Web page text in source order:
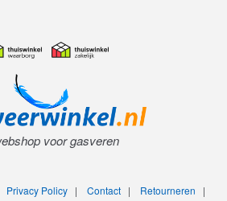
voor gasveren
Privacy Policy| Contact| Retourneren |